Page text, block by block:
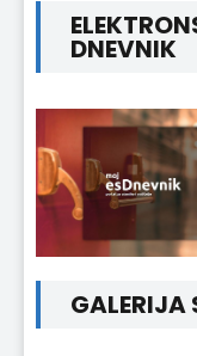
DNEVNIK
GALERIJA